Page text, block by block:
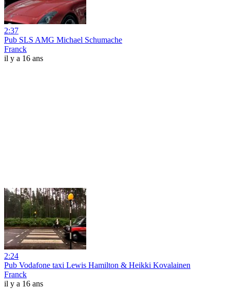
2:37
Pub SLS AMG Michael Schumache
Franck
il y a 16 ans
2:24
Pub Vodafone taxi Lewis Hamilton & Heikki Kovalainen
Franck
il y a 16 ans